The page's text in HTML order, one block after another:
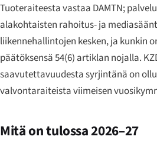
Tuoteraiteesta vastaa DAMTN;
alakohtaisten rahoitus- ja
liikennehallintojen kesken, ja kunkin
päätöksensä 54(6) artiklan nojalla.
saavutettavuudesta syrjintänä on
valvontaraiteista viimeisen
Mitä on tulossa 2026–27